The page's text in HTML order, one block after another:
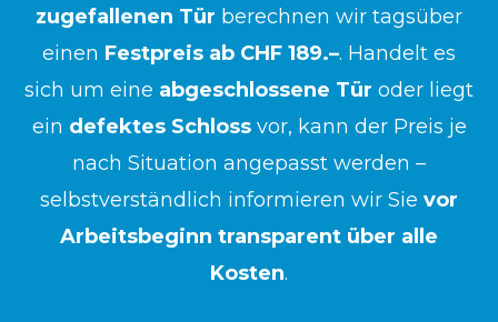
zugefallenen Tür berechnen wir tagsüber
einen Festpreis ab CHF 189.–. Handelt es
sich um eine abgeschlossene Tür oder liegt
ein defektes Schlossvor, kann der Preis je
nach Situation angepasst werden –
selbstverständlich informieren wir Sie vor
Arbeitsbeginn transparent über alle
Kosten.